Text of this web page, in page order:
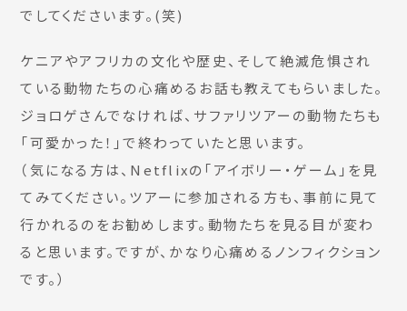
でしてくださいます。(笑)
ケニアやアフリカの文化や歴史、そして絶滅危惧され
ている動物たちの心痛めるお話も教えてもらいました。
ジョロゲさんでなければ、サファリツアーの動物たちも
「可愛かった！」で終わっていたと思います。
（気になる方は、Netflixの「アイボリー・ゲーム」を見
てみてください。ツアーに参加される方も、事前に見て
行かれるのをお勧めします。動物たちを見る目が変わ
ると思います。ですが、かなり心痛めるノンフィクション
です。）